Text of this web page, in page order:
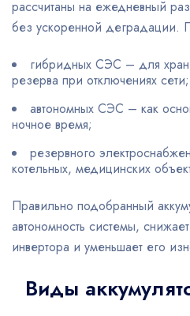
рассчитаны на ежедневный
без ускоренной деградации.
гибридных СЭС – для
резерва при отключениях сети;
автономных СЭС – как
ночное время;
резервного
котельных, медицинских
Правильно подобранный
автономность системы,
инвертора и уменьшает его
Виды